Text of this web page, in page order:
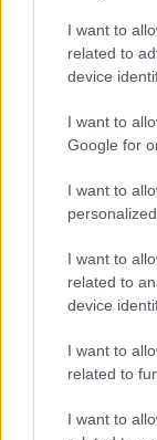
I want to
related to
device
I want to
Google for
I want to
I want to
related to
device
I want to
related to
I want to